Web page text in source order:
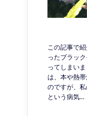
この記事で
ったブラッ
ってしまい
は、本や熱
のですが、
という病気…